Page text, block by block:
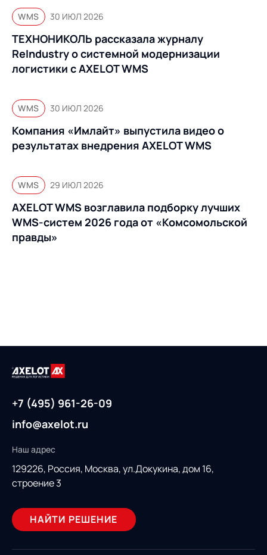
WMS 30 ИЮЛ 2026
ТЕХНОНИКОЛЬ рассказала журналу
ReIndustry о системной модернизации
логистики с AXELOT WMS
WMS 30 ИЮЛ 2026
Компания «Имлайт» выпустила видео о
результатах внедрения AXELOT WMS
WMS 29 ИЮЛ 2026
AXELOT WMS возглавила подборку лучших
WMS-систем 2026 года от «Комсомольской
правды»
+7 (495) 961-26-09
info@axelot.ru
Наш адрес
129226, Россия, Москва, ул.Докукина, дом 16,
строение 3
НАЙТИ РЕШЕНИЕ